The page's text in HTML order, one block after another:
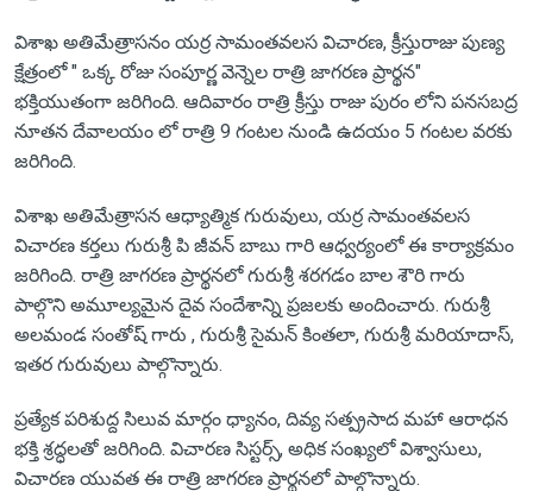
విశాఖ అతిమేత్రాసనం యర్ర సామంతవలస విచారణ, క్రీస్తురాజు పుణ్య
క్షేత్రంలో " ఒక్క రోజు సంపూర్ణ వెన్నెల రాత్రి జాగరణ ప్రార్థన"
భక్తియుతంగా జరిగింది. ఆదివారం రాత్రి క్రీస్తు రాజు పురం లోని పనసబద్ర
నూతన దేవాలయం లో రాత్రి 9 గంటల నుండి ఉదయం 5 గంటల వరకు
జరిగింది.
విశాఖ అతిమేత్రాసన ఆధ్యాత్మిక గురువులు, యర్ర సామంతవలస
విచారణ కర్తలు గురుశ్రీ పి జీవన్ బాబు గారి ఆధ్వర్యంలో ఈ కార్యాక్రమం
జరిగింది. రాత్రి జాగరణ ప్రార్థనలో గురుశ్రీ శరగడం బాల శౌరి గారు
పాల్గొని అమూల్యమైన దైవ సందేశాన్ని ప్రజలకు అందించారు. గురుశ్రీ
అలమండ సంతోష్ గారు , గురుశ్రీ సైమన్ కింతలా, గురుశ్రీ మరియాదాస్,
ఇతర గురువులు పాల్గొన్నారు.
ప్రత్యేక పరిశుద్ద సిలువ మార్గం ధ్యానం, దివ్య సత్ప్రసాద మహా ఆరాధన
భక్తి శ్రద్ధలతో జరిగింది. విచారణ సిస్టర్స్, అధిక సంఖ్యలో విశ్వాసులు,
విచారణ యువత ఈ రాత్రి జాగరణ ప్రార్థనలో పాల్గొన్నారు.